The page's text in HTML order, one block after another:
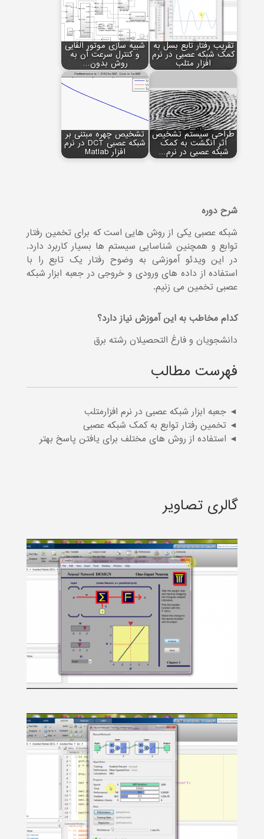
تقریب رفتار تابع بسل به
کمک شبکه عصبی در نرم
افزار متلب
شبیه سازی موتور القایی
و کنترل سرعت آن به
روش بدون…
طراحی سیستم تشخیص
اثر انگشت به کمک
شبکه عصبی در نرم…
تشخیص چهره مبتنی بر
شبکه عصبی DCT در نرم
افزار Matlab
شرح دوره
شبکه عصبی یکی از روش هایی است که برای تخمین رفتار
توابع و همچنین شناسایی سیستم ها بسیار کاربرد دارد.
در این ویدئو آموزشی به وضوح رفتار یک تابع را با
استفاده از داده های ورودی و خروجی در جعبه ابزار شبکه
عصبی تخمین می زنیم.
کدام مخاطب به این آموزش نیاز دارد؟
دانشجویان و فارغ التحصیلان رشته برق
فهرست مطالب
◄ جعبه ابزار شبکه عصبی در نرم افزارمتلب
◄ تخمین رفتار توابع به کمک شبکه عصبی
◄ استفاده از روش های مختلف برای یافتن پاسخ بهتر
گالری تصاویر